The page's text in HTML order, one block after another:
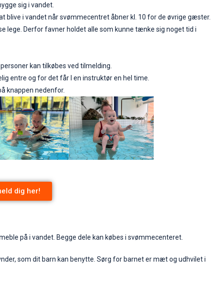
sig i vandet.
i vandet når svømmecentret åbner kl. 10 for de øvrige gæster.
lege. Derfor favner holdet alle som kunne tænke sig noget tid i
kan tilkøbes ved tilmelding.
entre og for det får I en instruktør en hel time.
knappen nedenfor.
dig her!
på i vandet. Begge dele kan købes i svømmecenteret.
som dit barn kan benytte. Sørg for barnet er mæt og udhvilet i